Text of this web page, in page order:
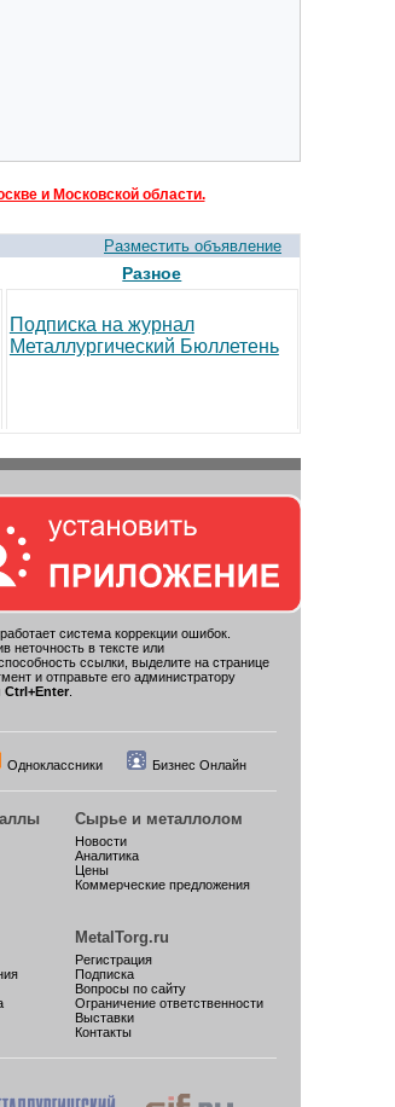
и Московской области.
Разместить объявление
Разное
Подписка на журнал
Металлургический Бюллетень
система коррекции ошибок.
неточность в тексте или
ссылки, выделите на странице
и отправьте его администратору
Ctrl+Enter
Одноклассники Бизнес Онлайн
Сырье и металлолом
Новости
Аналитика
Цены
Коммерческие предложения
MetalTorg.ru
Регистрация
Подписка
Вопросы по сайту
Ограничение ответственности
Выставки
Контакты